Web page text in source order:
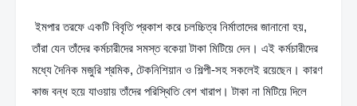
ইমপার তরফে একটি বিবৃতি প্রকাশ করে চলচ্চিত্র নির্মাতাদের জানানো হয়,
তাঁরা যেন তাঁদের কর্মচারীদের সমস্ত বকেয়া টাকা মিটিয়ে দেন। এই কর্মচারীদের
মধ্যে দৈনিক মজুরি শ্রমিক, টেকনিশিয়ান ও শিল্পী-সহ সকলেই রয়েছেন। কারণ
কাজ বন্ধ হয়ে যাওয়ায় তাঁদের পরিস্থিতি বেশ খারাপ। টাকা না মিটিয়ে দিলে